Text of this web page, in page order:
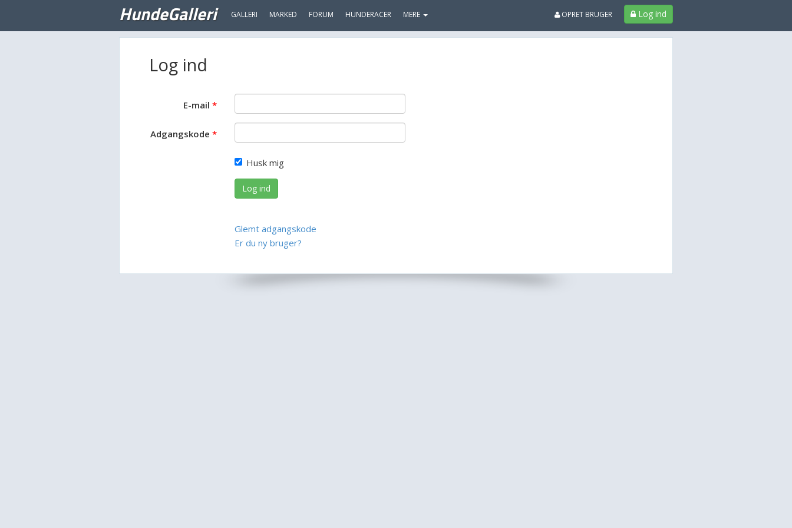
HundeGalleri GALLERI MARKED FORUM HUNDERACER MERE Log ind
OPRET BRUGER
Log ind
E-mail
Adgangskode
Husk mig
Log ind
Glemt adgangskode
Er du ny bruger?